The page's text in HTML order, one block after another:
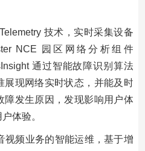
技术，实时采集设备
NCE 园区网络分析组件
通过智能故障识别算法
展现网络实时状态，并能及时
障发生原因，发现影响用户体
体验。
视频业务的智能运维，基于增